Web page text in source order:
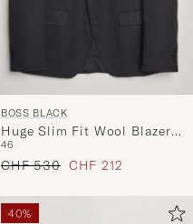
BOSS BLACK
Huge Slim Fit Wool Blazer
Black
46
Regulärer Preis
CHF 530 Reduzierter Preis
CHF 212
40%